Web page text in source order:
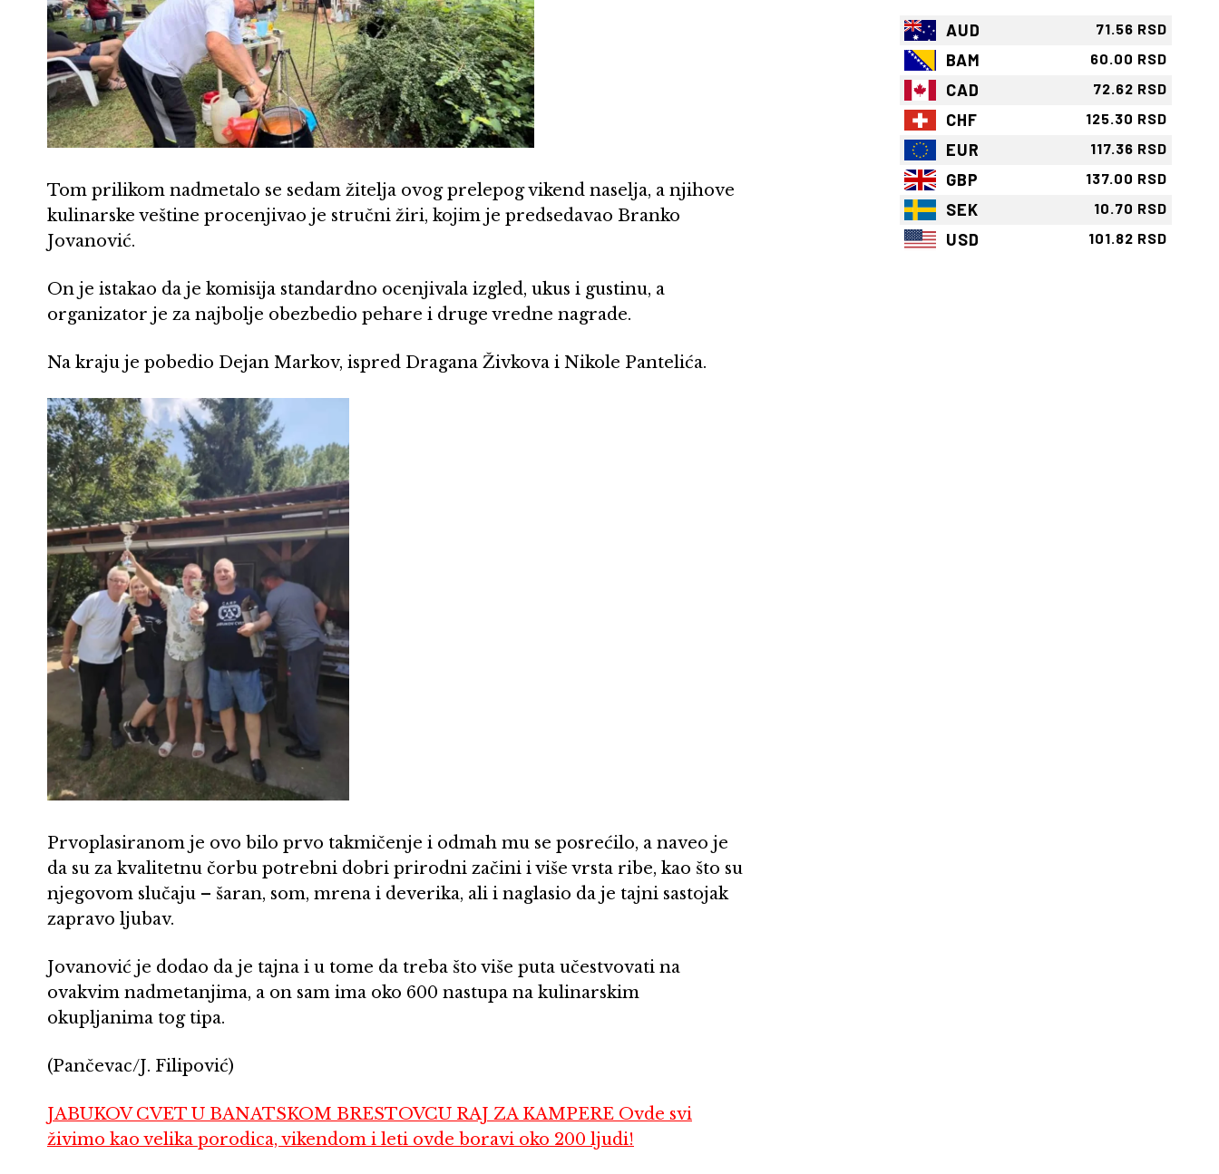
Tom prilikom nadmetalo se sedam žitelja ovog prelepog vikend naselja, a njihove
kulinarske veštine procenjivao je stručni žiri, kojim je predsedavao Branko
Jovanović.
On je istakao da je komisija standardno ocenjivala izgled, ukus i gustinu, a
organizator je za najbolje obezbedio pehare i druge vredne nagrade.
Na kraju je pobedio Dejan Markov, ispred Dragana Živkova i Nikole Pantelića.
Prvoplasiranom je ovo bilo prvo takmičenje i odmah mu se posrećilo, a naveo je
da su za kvalitetnu čorbu potrebni dobri prirodni začini i više vrsta ribe, kao što su
njegovom slučaju – šaran, som, mrena i deverika, ali i naglasio da je tajni sastojak
zapravo ljubav.
Jovanović je dodao da je tajna i u tome da treba što više puta učestvovati na
ovakvim nadmetanjima, a on sam ima oko 600 nastupa na kulinarskim
okupljanima tog tipa.
(Pančevac/J. Filipović)
JABUKOV CVET U BANATSKOM BRESTOVCU RAJ ZA KAMPERE Ovde svi
živimo kao velika porodica, vikendom i leti ovde boravi oko 200 ljudi!
AUD 71.56 RSD
BAM 60.00 RSD
CAD 72.62 RSD
CHF 125.30 RSD
EUR 117.36 RSD
GBP 137.00 RSD
SEK 10.70 RSD
USD 101.82 RSD